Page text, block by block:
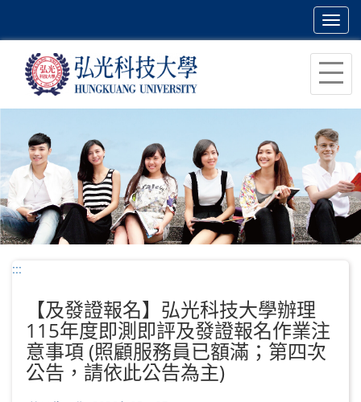
主
容
區
塊
:::
【及發證報名】弘光科技大學辦理
115年度即測即評及發證報名作業注
意事項 (照顧服務員已額滿；第四次
公告，請依此公告為主)